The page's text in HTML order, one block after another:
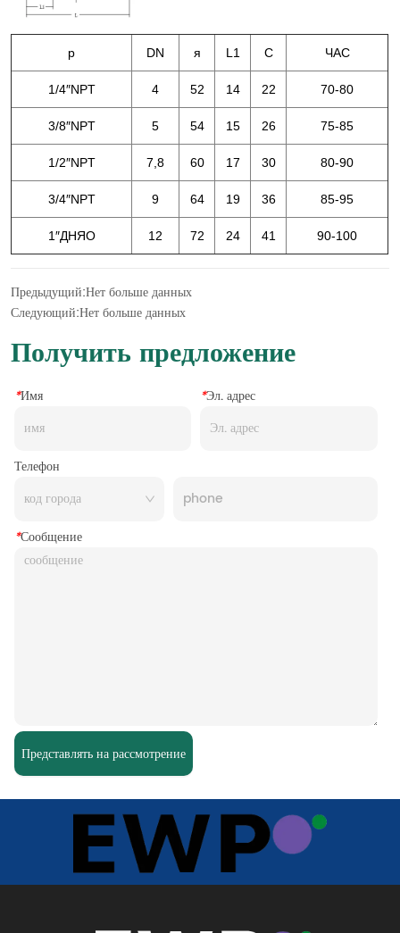
Предыдущий:Нет больше данных
Следующий:Нет больше данных
Получить предложение
*Имя *Эл. адрес
Телефон
*Сообщение
Представлять на рассмотрение